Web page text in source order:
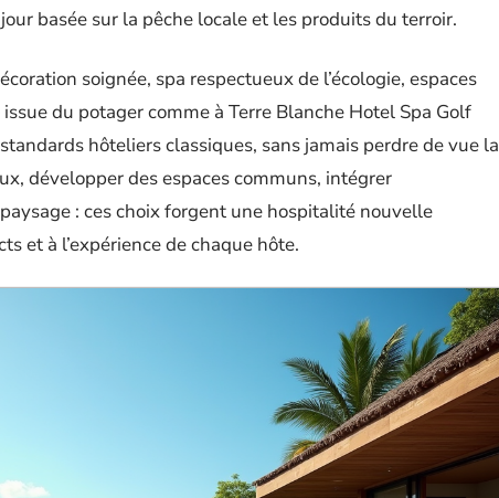
basée sur la pêche locale et les produits du terroir.
soignée, spa respectueux de l’écologie, espaces
du potager comme à Terre Blanche Hotel Spa Golf
hôteliers classiques, sans jamais perdre de vue la
développer des espaces communs, intégrer
: ces choix forgent une hospitalité nouvelle
et à l’expérience de chaque hôte.